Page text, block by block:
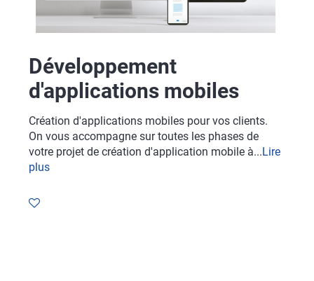
Développement
d'applications mobiles
Création d'applications mobiles pour vos clients.
On vous accompagne sur toutes les phases de
votre projet de création d'application mobile à...Lire
plus